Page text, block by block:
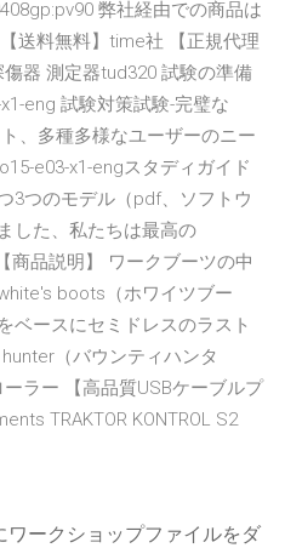
弊社経由での商品は
送料無料】time社 【正規代理
器 測定器tud320 試験の準備
eng 試験対策試験-完璧な
、多種多様なユーザーのニー
e03-x1-engスタディガイド
3つのモデル（pdf、ソフトウ
した、私たちは最高の
商品説明】 ワークブーツの中
boots（ホワイツブー
ベースにセミドレスのラスト
（バウンティハンタ
ラー 【高品質USBケーブルプ
TRAKTOR KONTROL S2
ークショップファイルをダ